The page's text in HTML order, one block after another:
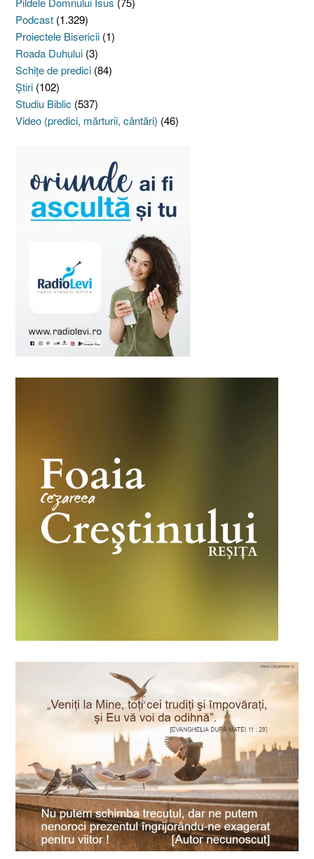
Podcast (1.329)
Proiectele Bisericii (1)
Roada Duhului (3)
Schiţe de predici (84)
Ştiri (102)
Studiu Biblic (537)
Video (predici, mărturii, cântări) (46)